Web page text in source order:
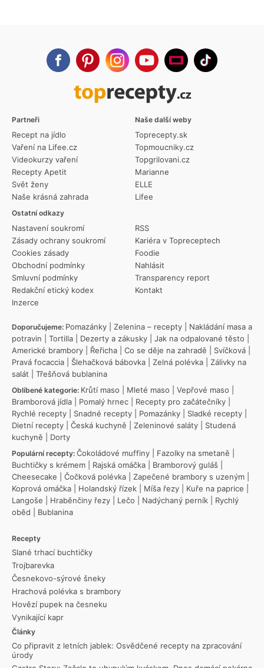
Partneři
Recept na jídlo
Vaření na Lifee.cz
Videokurzy vaření
Recepty Apetit
Svět ženy
Naše krásná zahrada
Ostatní odkazy
Nastavení soukromí
Zásady ochrany soukromí
Cookies zásady
Obchodní podmínky
Smluvní podmínky
Redakční etický kodex
Inzerce
RSS
Kariéra v Topreceptech
Foodie
Nahlásit
Transparency report
Kontakt
Naše další weby
Toprecepty.sk
Topmoucniky.cz
Topgrilovani.cz
Marianne
ELLE
Lifee
Doporučujeme: Pomazánky Zelenina – recepty
Nakládání masa a
potravin
Tortilla Dezerty a zákusky Jak na odpalované těsto
Americké brambory
Řeřicha Co se děje na zahradě Svíčková
Pravá focaccia
Šlehačková bábovka Zelná polévka
Zálivky na
salát
Třešňová bublanina
Oblíbené kategorie: Krůtí maso Mleté maso Vepřové maso
Bramborová jídla
Pomalý hrnec Recepty pro začátečníky
Rychlé recepty
Snadné recepty Pomazánky Sladké recepty
Dietní recepty
Česká kuchyně Zeleninové saláty
Studená
kuchyně
Dorty
Populární recepty: Čokoládové muffiny Fazolky na smetaně
Buchtičky s krémem
Rajská omáčka Bramborový guláš
Cheesecake
Čočková polévka Zapečené brambory s uzeným
Koprová omáčka
Holandský řízek Míša řezy Kuře na paprice
Langoše
Hraběnčiny řezy Lečo Nadýchaný perník
Rychlý
oběd
Bublanina
Recepty
Slané trhací buchtičky
Trojbarevka
Česnekovo-sýrové šneky
Hrachová polévka s brambory
Hovězí pupek na česneku
Vynikající kapr
Články
Co připravit z letních jablek: Osvědčené recepty na zpracování
úrody